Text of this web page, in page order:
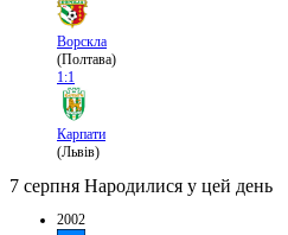
Ворскла
(Полтава)
1:1
Карпати
(Львів)
7 серпня Народилися у цей день
2002